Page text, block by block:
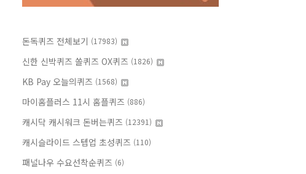
돈독퀴즈 전체보기 (17983)
신한 신박퀴즈 쏠퀴즈 OX퀴즈 (1826)
KB Pay 오늘의퀴즈 (1568)
마이홈플러스 11시 홈플퀴즈 (886)
캐시닥 캐시워크 돈버는퀴즈 (12391)
캐시슬라이드 스텝업 초성퀴즈 (110)
패널나우 수요선착순퀴즈 (6)